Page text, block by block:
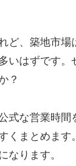
ど、築地市
いはずです
？
式な営業時
くまとめま
なります。